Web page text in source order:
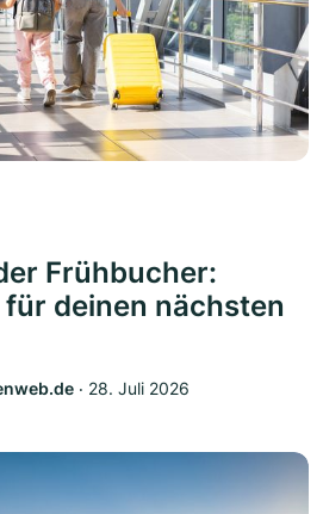
Frühbucher:
deinen nächsten
‧ 28. Juli 2026